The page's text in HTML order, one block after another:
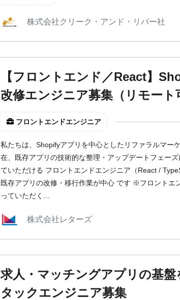
株式会社クリーク・アンド・リバー社
【フロントエンド／React】
改修エンジニア募集（リモート
フロントエンドエンジニア
私たちは、Shopifyアプリを中心としたリファラルマー
在、既存アプリの技術的な整理・アップデートフェー
ていただける フロントエンドエンジニア（React /
既存アプリの改修・移行作業が中心 です ※フロントエ
っていただく...
株式会社レターズ
求人・マッチングアプリの基
タックエンジニア募集